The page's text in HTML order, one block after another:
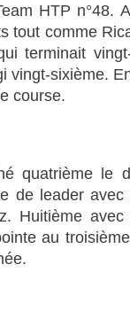
HTP n°48.
tout comme
terminait
vingt-sixième.
course.
quatrième le
de leader
Huitième
au